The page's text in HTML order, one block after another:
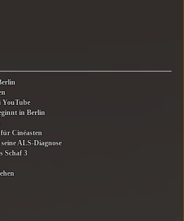
YouTube
in Berlin
Cinéasten
ALS-Diagnose
Schaf 3